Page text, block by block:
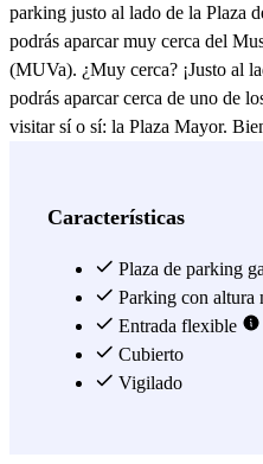
parking justo al lado de la Plaza
podrás aparcar muy cerca del
(MUVa). ¿Muy cerca? ¡Justo al
podrás aparcar cerca de uno de
visitar sí o sí: la Plaza Mayor.
necesitas coger el transporte
7, 13 y P13). Anda, que
parking en la maravillosa ciudad
plaza con antelación en el
compruébalo. ;)
Ver más
Características
Plaza de parking
Parking con altura
Entrada flexible
Cubierto
Vigilado